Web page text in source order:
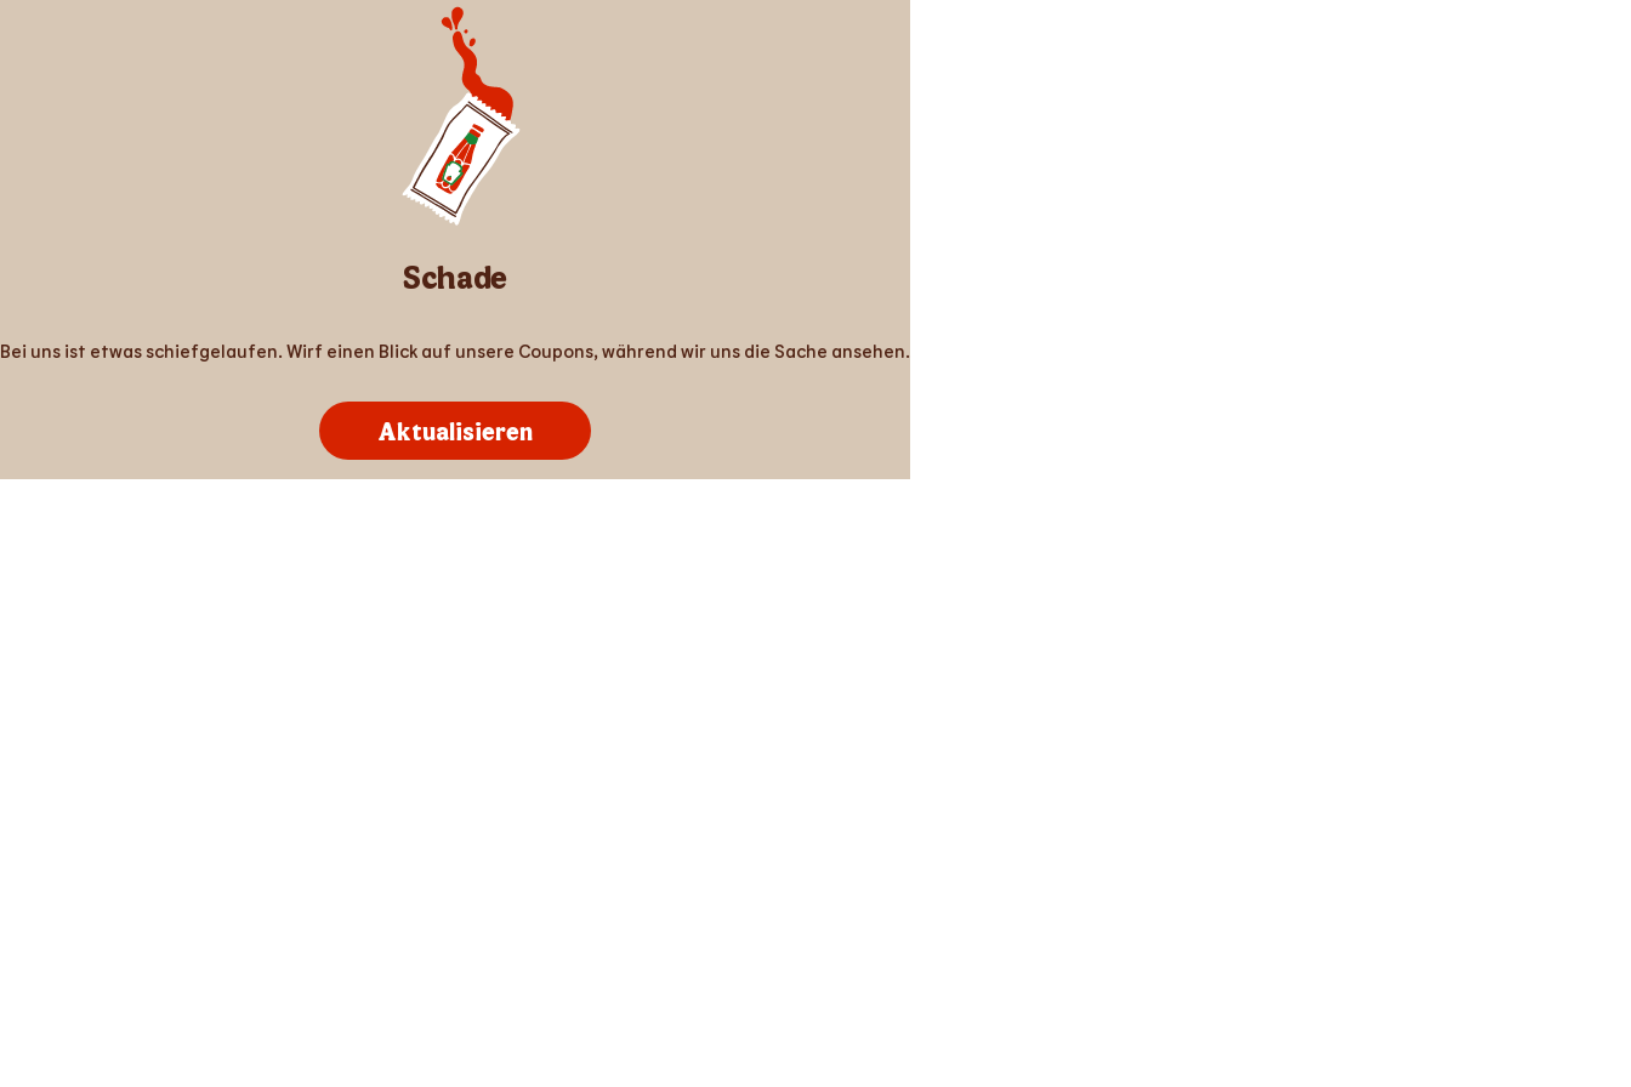
Schade
Bei uns ist etwas schiefgelaufen. Wirf einen Blick auf unsere Coupons, während wir uns die Sache ansehen.
Aktualisieren